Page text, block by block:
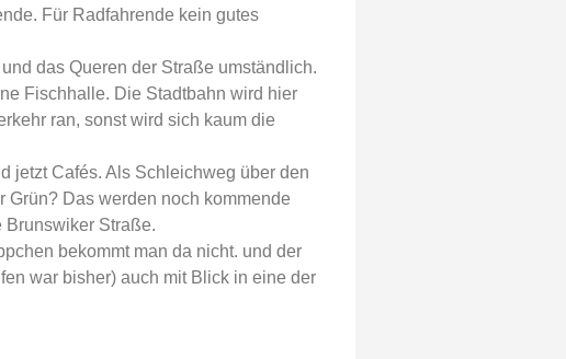
Für Radfahrende kein gutes
das Queren der Straße umständlich.
Fischhalle. Die Stadtbahn wird hier
ran, sonst wird sich kaum die
jetzt Cafés. Als Schleichweg über den
Grün? Das werden noch kommende
Brunswiker Straße.
bekommt man da nicht. und der
war bisher) auch mit Blick in eine der